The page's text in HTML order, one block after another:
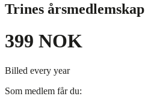
Trines årsmedlemskap
399 NOK
Billed every year
Som medlem får du: